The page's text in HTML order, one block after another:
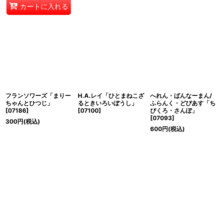
カートに入れる
フランソワーズ「まりー
ちゃんとひつじ」
[07186]
300円(税込)
H.A.レイ「ひとまねこざ
るときいろいぼうし」
[07100]
へれん・ばんなーまん/
ふらんく・どびあす「ち
びくろ・さんぼ」
[07093]
600円(税込)